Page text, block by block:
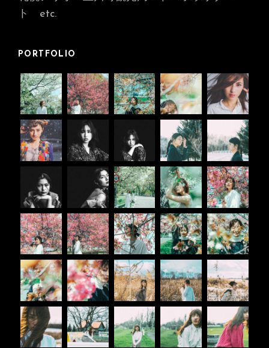
ト
etc.
PORTFOLIO